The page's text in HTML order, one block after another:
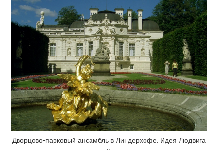
Дворцово-парковый ансамбль в Линдерхофе. Идея Людвига